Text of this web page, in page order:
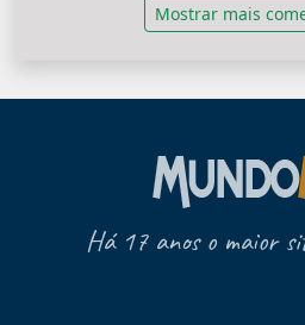
Mostrar mais
Há 17 anos o maior